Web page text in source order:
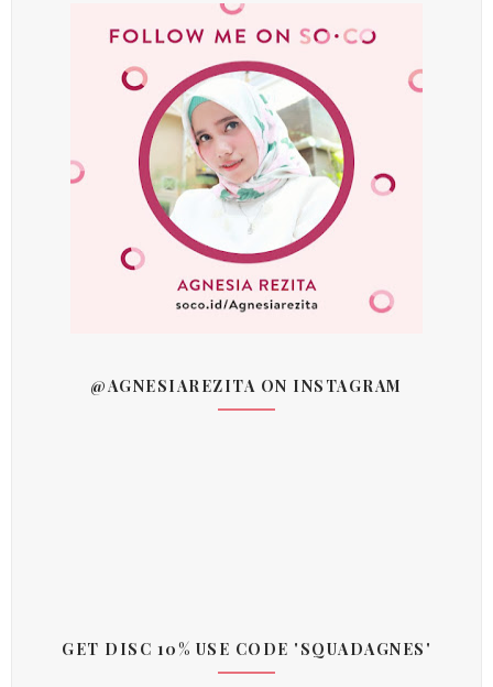
@AGNESIAREZITA ON INSTAGRAM
GET DISC 10% USE CODE 'SQUADAGNES'